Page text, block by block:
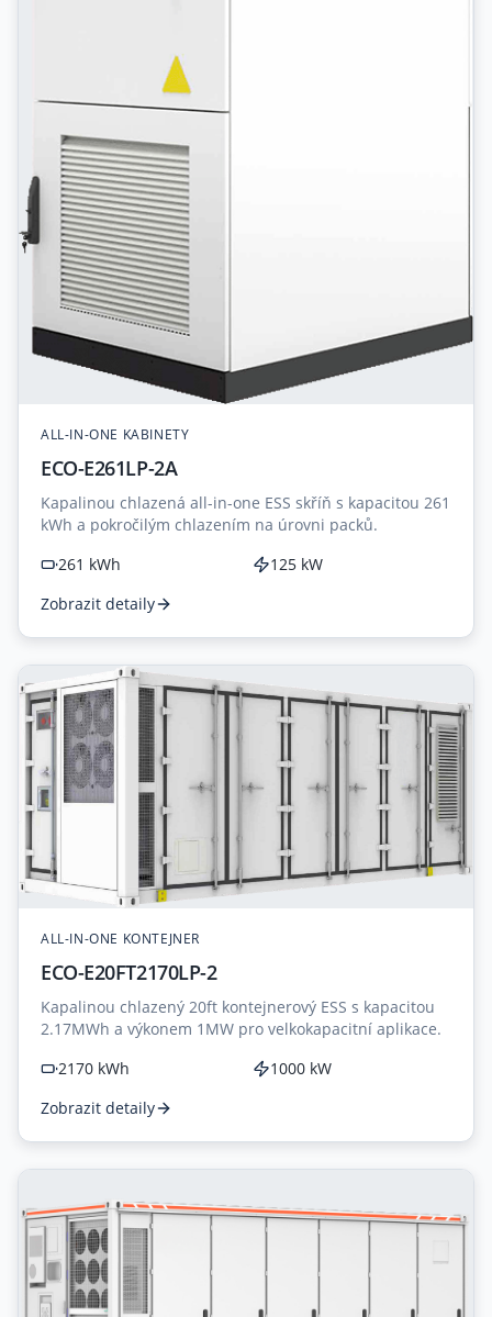
ALL-IN-ONE KABINETY
ECO-E261LP-2A
Kapalinou chlazená all-in-one ESS skříň s kapacitou 261
kWh a pokročilým chlazením na úrovni packů.
261 kWh
125 kW
Zobrazit detaily
ALL-IN-ONE KONTEJNER
ECO-E20FT2170LP-2
Kapalinou chlazený 20ft kontejnerový ESS s kapacitou
2.17MWh a výkonem 1MW pro velkokapacitní aplikace.
2170 kWh
1000 kW
Zobrazit detaily